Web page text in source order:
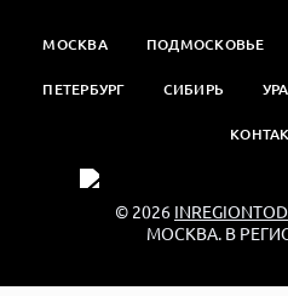
МОСКВА ПОДМОСКОВЬЕ
ПЕТЕРБУРГ СИБИРЬ
© 2026
МОСКВА. В